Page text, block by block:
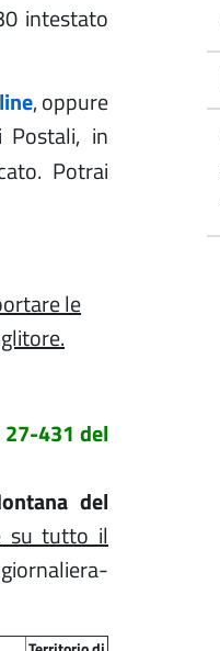
intestato
, oppure
in
Potrai
le
27-431 del
del
su tutto il